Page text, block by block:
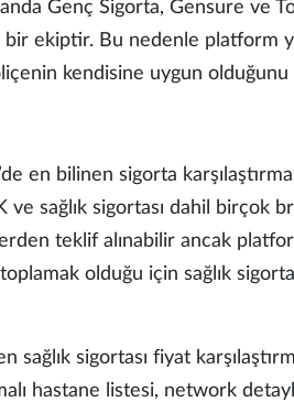
Genç Sigorta, Gensure ve
ekiptir. Bu nedenle platform
kendisine uygun olduğunu
en bilinen sigorta
ve sağlık sigortası dahil birçok
teklif alınabilir ancak
olduğu için sağlık
sağlık sigortası fiyat
hastane listesi, network